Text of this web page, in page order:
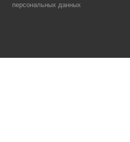
персональных данных